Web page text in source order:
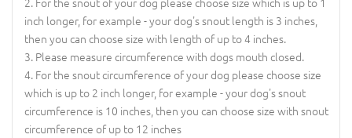
inch longer, for example - your dog's snout length is 3 inches,
then you can choose size with length of up to 4 inches.
Please measure circumference with dogs mouth closed.
For the snout circumference of your dog please choose size
which is up to 2 inch longer, for example - your dog's snout
circumference is 10 inches, then you can choose size with snout
circumference of up to 12 inches